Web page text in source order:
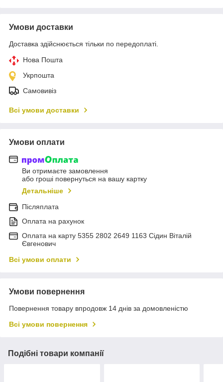
Умови доставки
Доставка здійснюється тільки по передоплаті.
Нова Пошта
Укрпошта
Самовивіз
Всі умови доставки
Умови оплати
Ви отримаєте замовлення
або гроші повернуться на вашу картку
Детальніше
Післяплата
Оплата на рахунок
Оплата на карту 5355 2802 2649 1163 Сідин Віталій
Євгенович
Всі умови оплати
Умови повернення
Повернення товару впродовж 14 днів за домовленістю
Всі умови повернення
Подібні товари компанії